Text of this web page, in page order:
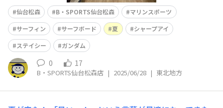
仙台松森 B・SPORTS仙台松森
マリンスポーツ
サーフィン
サーフボード 夏
シャープアイ
ステイシー
ガンダム
0 17
B・SPORTS仙台松森店 | 2025/06/28 | 東北地方